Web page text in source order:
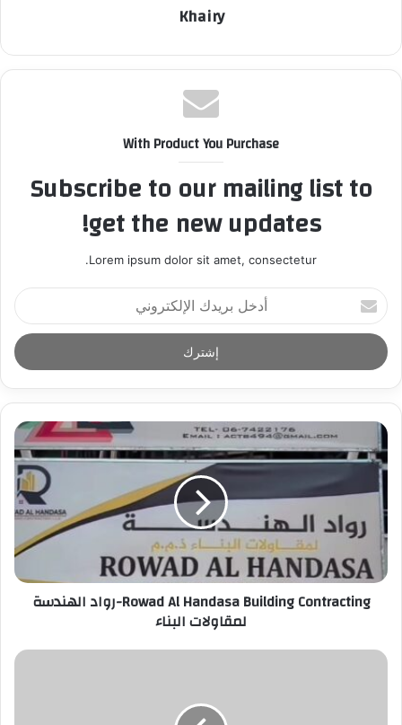
Khairy
With Product You Purchase
Subscribe to our mailing list to
get the new updates!
Lorem ipsum dolor sit amet, consectetur.
أ
د
خ
ل
ر
د
ك
ا
ك
ر
Rowad Al Handasa Building Contracting-رواد الهندسة
لمقاولات البناء